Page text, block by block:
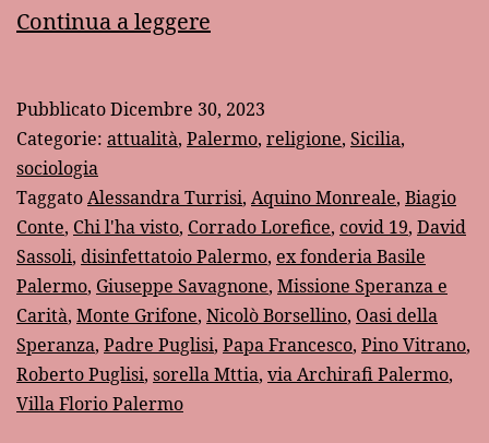
Continua a leggere
Conte:
posso
chiamare
fratello?”
PubblicatoDicembre 30, 2023
Categorie: attualità, Palermo, religione, Sicilia,
sociologia
TaggatoAlessandra Turrisi, Aquino Monreale, Biagio
Conte, Chi l'ha visto, Corrado Lorefice, covid 19, David
Sassoli, disinfettatoio Palermo, ex fonderia Basile
Palermo, Giuseppe Savagnone, Missione Speranza e
Carità, Monte Grifone, Nicolò Borsellino, Oasi della
Speranza, Padre Puglisi, Papa Francesco, Pino Vitrano,
Roberto Puglisi, sorella Mttia, via Archirafi Palermo,
Villa Florio Palermo